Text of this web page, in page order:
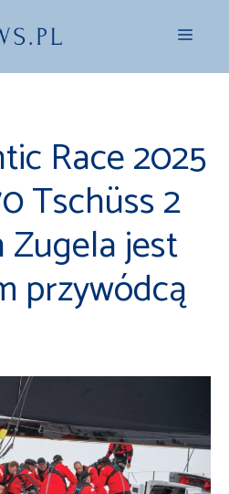
Menu
Race 2025
Tschüss 2
Zugela jest
przywódcą